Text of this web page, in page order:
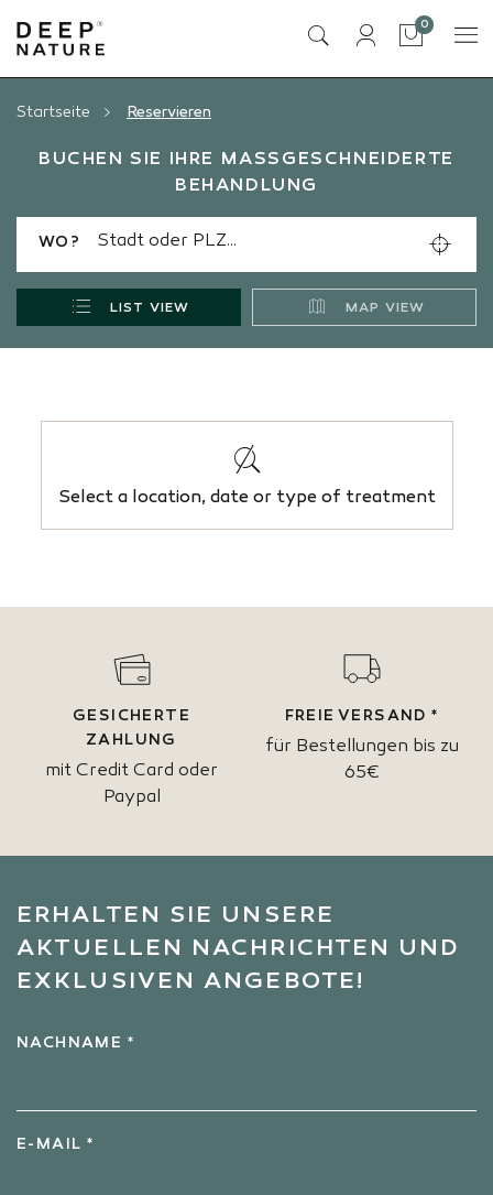
Tasche
0Artikel
Startseite Reservieren
BUCHEN SIE IHRE MASSGESCHNEIDERTE B
EHANDLUNG
WO?
SPA*
WANN?
SUCHEN
LIST VIEW MAP VIEW
Select a location, date or type of treatment
GESICHERTE
ZAHLUNG
mit Credit Card oder
Paypal
FREIE VERSAND *
für Bestellungen bis zu
65€
ERHALTEN SIE UNSERE
AKTUELLEN NACHRICHTEN UND
EXKLUSIVEN ANGEBOTE!
NACHNAME *
E-MAIL *